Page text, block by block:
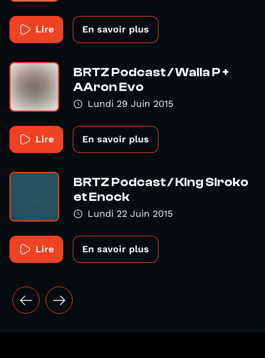
Lire En savoir plus
BRTZ Podcast / Walla P +
AAron Evo
Lundi 29 Juin 2015
Lire En savoir plus
BRTZ Podcast / King Siroko
et Enock
Lundi 22 Juin 2015
Lire En savoir plus